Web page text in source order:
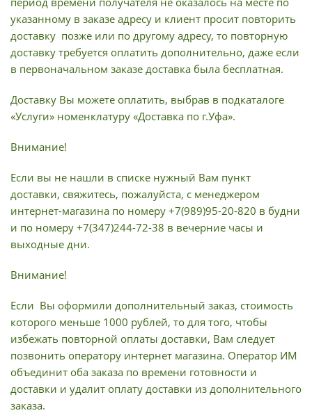
указанному в заказе адресу и клиент просит повторить
доставку позже или по другому адресу, то повторную
доставку требуется оплатить дополнительно, даже если
в первоначальном заказе доставка была бесплатная.
Доставку Вы можете оплатить, выбрав в подкаталоге
«Услуги» номенклатуру «Доставка по г.Уфа».
Внимание!
Если вы не нашли в списке нужный Вам пункт
доставки, свяжитесь, пожалуйста, с менеджером
интернет-магазина по номеру +7(989)95-20-820 в будни
и по номеру +7(347)244-72-38 в вечерние часы и
выходные дни.
Внимание!
Если Вы оформили дополнительный заказ, стоимость
которого меньше 1000 рублей, то для того, чтобы
избежать повторной оплаты доставки, Вам следует
позвонить оператору интернет магазина. Оператор ИМ
объединит оба заказа по времени готовности и
доставки и удалит оплату доставки из дополнительного
заказа.